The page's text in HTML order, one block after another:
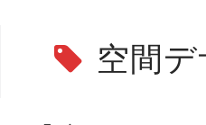
空間デ